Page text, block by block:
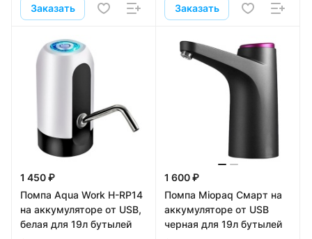
Заказать Заказать
1 450 ₽
Помпа Aqua Work H-RP14
на аккумуляторе от USB,
белая для 19л бутылей
1 600 ₽
Помпа Miopaq Смарт на
аккумуляторе от USB
черная для 19л бутылей